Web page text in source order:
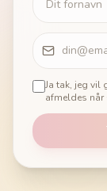
Ja tak, jeg vil
afmeldes når